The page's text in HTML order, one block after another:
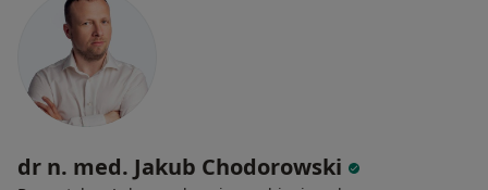
dr n. med. Jakub Chodorowski